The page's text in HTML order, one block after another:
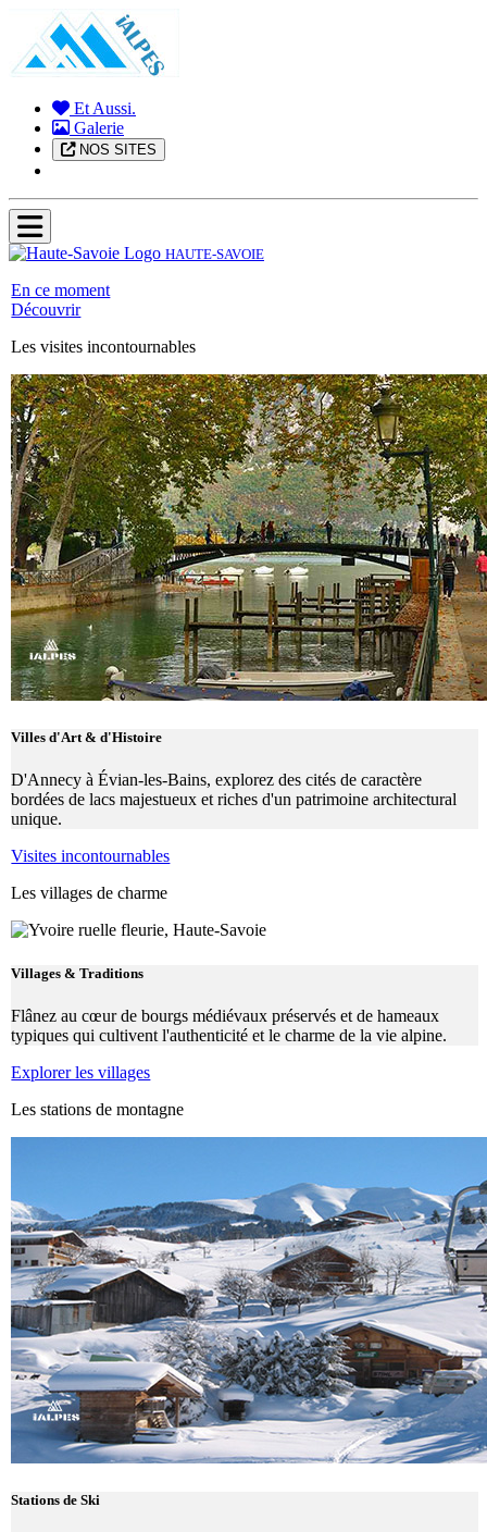
Et Aussi.
Galerie
NOS SITES
HAUTE-SAVOIE
En ce moment
Découvrir
Les visites incontournables
Villes d'Art & d'Histoire
D'Annecy à Évian-les-Bains, explorez des cités de caractère
bordées de lacs majestueux et riches d'un patrimoine architectural
unique.
Visites incontournables
Les villages de charme
Villages & Traditions
Flânez au cœur de bourgs médiévaux préservés et de hameaux
typiques qui cultivent l'authenticité et le charme de la vie alpine.
Explorer les villages
Les stations de montagne
Stations de Ski